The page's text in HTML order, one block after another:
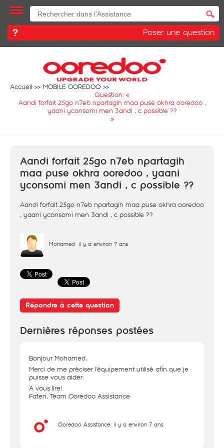
Poser une question
Accueil
MOBILE OOREDOO
Question: «
Aandi forfait 25go n7eb npartagih maa puse okhra ooredoo ,
yaani yconsomi men 3andi , c possible ??
»
Aandi forfait 25go n7eb npartagih
maa puse okhra ooredoo , yaani
yconsomi men 3andi , c possible ??
Aandi forfait 25go n7eb npartagih maa puse okhra ooredoo
, yaani yconsomi men 3andi , c possible ??
Mohamed il y a environ 7 ans
Répondre à cette question
Dernières réponses postées
Bonjour Mohamed,
Merci de me préciser l'équipement utilisé afin que je
puisse vous aider.
A vous lire!
Faten, Team Ooredoo Assistance
Ooredoo Assistance il y a environ 7 ans